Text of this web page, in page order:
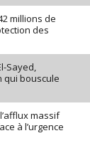
millions de
des
Sayed,
qui bouscule
massif
à l’urgence